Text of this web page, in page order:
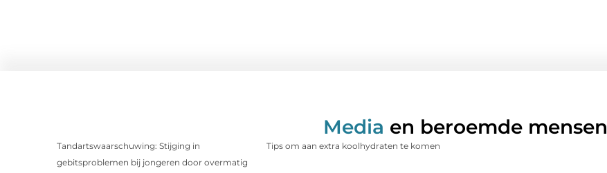
Media en beroemde mensen
Tandartswaarschuwing: Stijging in
gebitsproblemen bij jongeren door overmatig
Tips om aan extra koolhydraten te komen